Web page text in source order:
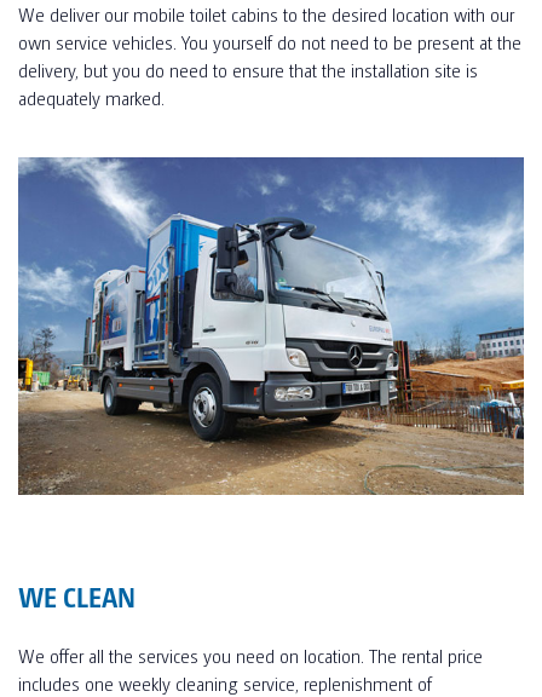
We deliver our mobile toilet cabins to the desired location with our
own service vehicles. You yourself do not need to be present at the
delivery, but you do need to ensure that the installation site is
adequately marked.
WE CLEAN
We offer all the services you need on location. The rental price
includes one weekly cleaning service, replenishment of